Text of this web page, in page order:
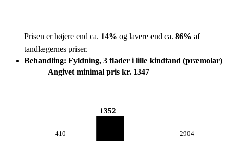
Prisen er højere end ca. 14% og lavere end ca. 86% af
tandlægernes priser.
Behandling: Fyldning, 3 flader i lille kindtand (præmolar)
Angivet minimal pris kr. 1347
410
1352
2904